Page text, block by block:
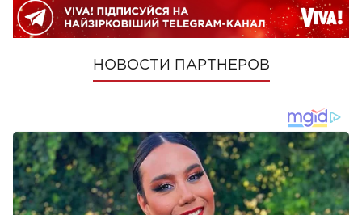
НОВОСТИ ПАРТНЕРОВ